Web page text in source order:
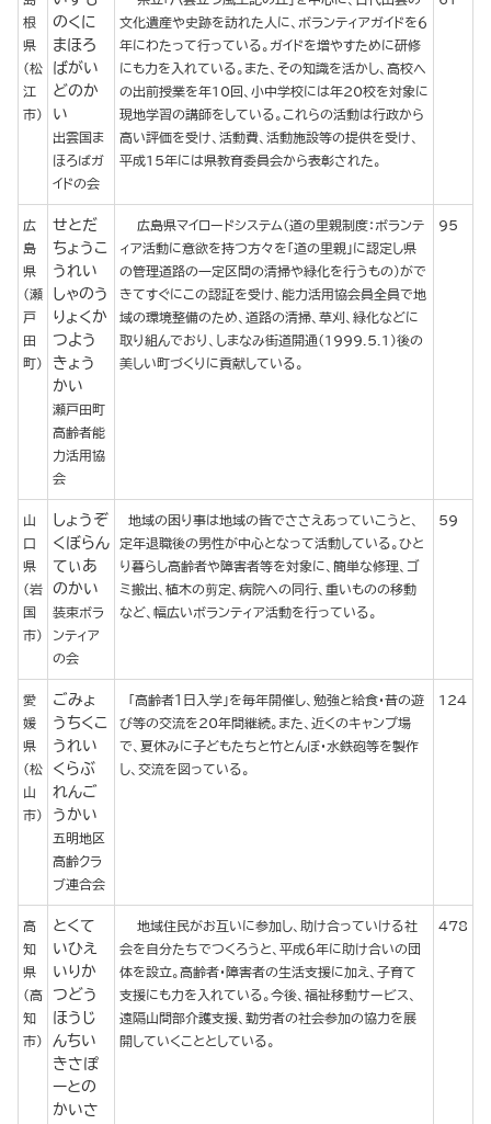
根
県
(松
江
市)
のくに
まほろ
ばがい
どのか
い
出雲国ま
ほろばガ
イドの会
文化遺産や史跡を訪れた人に、ボランティアガイドを６
年にわたって行っている。ガイドを増やすために研修
にも力を入れている。また、その知識を活かし、高校へ
の出前授業を年10回、小中学校には年20校を対象に
現地学習の講師をしている。これらの活動は行政から
高い評価を受け、活動費、活動施設等の提供を受け、
平成15年には県教育委員会から表彰された。
広
島
県
(瀬
戸
田
町)
せとだ
ちょうこ
うれい
しゃのう
りょくか
つよう
きょう
かい
瀬戸田町
高齢者能
力活用協
会
広島県マイロードシステム（道の里親制度：ボランテ
ィア活動に意欲を持つ方々を「道の里親」に認定し県
の管理道路の一定区間の清掃や緑化を行うもの）がで
きてすぐにこの認証を受け、能力活用協会員全員で地
域の環境整備のため、道路の清掃、草刈、緑化などに
取り組んでおり、しまなみ街道開通（1999.5.1）後の
美しい町づくりに貢献している。
95
山
口
県
(岩
国
市)
しょうぞ
くぼらん
てぃあ
のかい
装束ボラ
ンティア
の会
地域の困り事は地域の皆でささえあっていこうと、
定年退職後の男性が中心となって活動している。ひと
り暮らし高齢者や障害者等を対象に、簡単な修理、ゴ
ミ搬出、植木の剪定、病院への同行、重いものの移動
など、幅広いボランティア活動を行っている。
59
愛
媛
県
(松
山
市)
ごみょ
うちくこ
うれい
くらぶ
れんご
うかい
五明地区
高齢クラ
ブ連合会
「高齢者１日入学」を毎年開催し、勉強と給食・昔の遊
び等の交流を20年間継続。また、近くのキャンプ場
で、夏休みに子どもたちと竹とんぼ・水鉄砲等を製作
し、交流を図っている。
124
高
知
県
(高
知
市)
とくて
いひえ
いりか
つどう
ほうじ
んちい
きさぽ
ーとの
かいさ
地域住民がお互いに参加し、助け合っていける社
会を自分たちでつくろうと、平成６年に助け合いの団
体を設立。高齢者・障害者の生活支援に加え、子育て
支援にも力を入れている。今後、福祉移動サービス、
遠隔山間部介護支援、勤労者の社会参加の協力を展
開していくこととしている。
478